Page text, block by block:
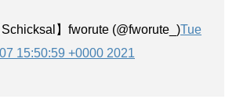
】fworute (@fworute_)Tue
15:50:59 +0000 2021